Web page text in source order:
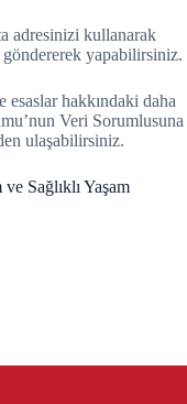
adresinizi kullanarak
göndererek yapabilirsiniz.
esaslar hakkındaki daha
Veri Sorumlusuna
ulaşabilirsiniz.
Sağlıklı Yaşam